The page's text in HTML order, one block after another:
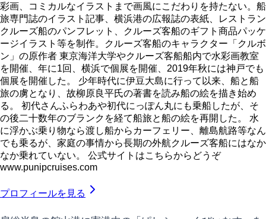
彩画、コミカルなイラストまで画風にこだわりを持たない。船
旅専門誌のイラスト記事、横浜港の広報誌の表紙、レストラン
クルーズ船のパンフレット、クルーズ客船のギフト商品パッケ
ージイラスト等を制作。クルーズ客船のキャラクター「クルボ
ン」の原作者 東京海洋大学やクルーズ客船船内で水彩画教室
を開催、年に1回、横浜で個展を開催、2019年秋には神戸でも
個展を開催した。 少年時代に伊豆大島に行って以来、船と船
旅の虜となり、故柳原良平氏の著書を読み船の絵を描き始め
る。 初代さんふらわあや初代にっぽん丸にも乗船したが、そ
の後二十数年のブランクを経て船旅と船の絵を再開した。 水
に浮かぶ乗り物なら渡し船からカーフェリー、離島航路等なん
でも乗るが、家庭の事情から長期の外航クルーズ客船にはなか
なか乗れていない。 公式サイトはこちらからどうぞ
www.punipcruises.com
プロフィールを見る